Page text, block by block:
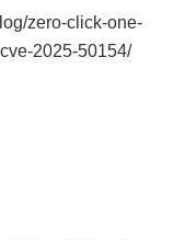
zero-click-one-
2025-50154/